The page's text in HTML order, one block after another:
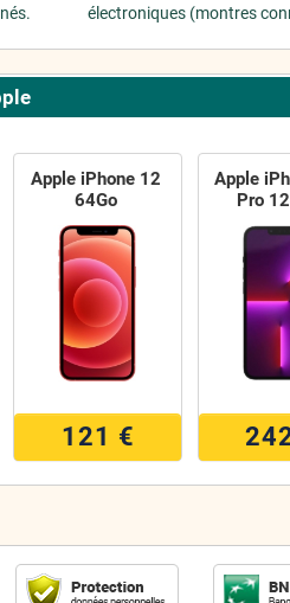
électroniques (montres
Apple iPhone 12
64Go
121 €
Apple
Pro